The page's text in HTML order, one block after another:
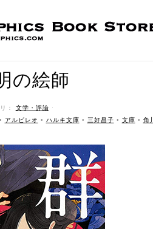
の絵師
： 文学・評論 ˑ
• アルビレオ • ハルキ文庫 • 三好昌子 • 文庫 • 角